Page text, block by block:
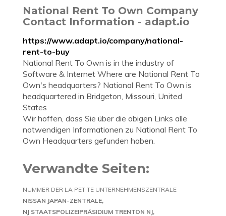
National Rent To Own Company
Contact Information - adapt.io
https://www.adapt.io/company/national-
rent-to-buy
National Rent To Own is in the industry of
Software & Internet Where are National Rent To
Own's headquarters? National Rent To Own is
headquartered in Bridgeton, Missouri, United
States
Wir hoffen, dass Sie über die obigen Links alle
notwendigen Informationen zu National Rent To
Own Headquarters gefunden haben.
Verwandte Seiten:
NUMMER DER LA PETITE UNTERNEHMENSZENTRALE
NISSAN JAPAN-ZENTRALE
NJ STAATSPOLIZEIPRÄSIDIUM TRENTON NJ